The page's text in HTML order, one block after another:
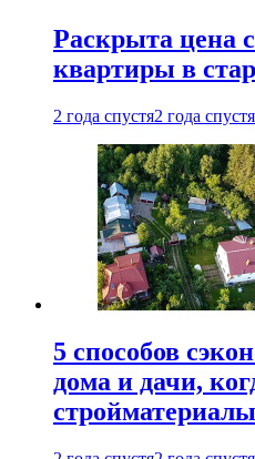
Раскрыта цена
квартиры в
2 года спустя2 года спустя
5 способов
дома и дачи,
стройматериалы